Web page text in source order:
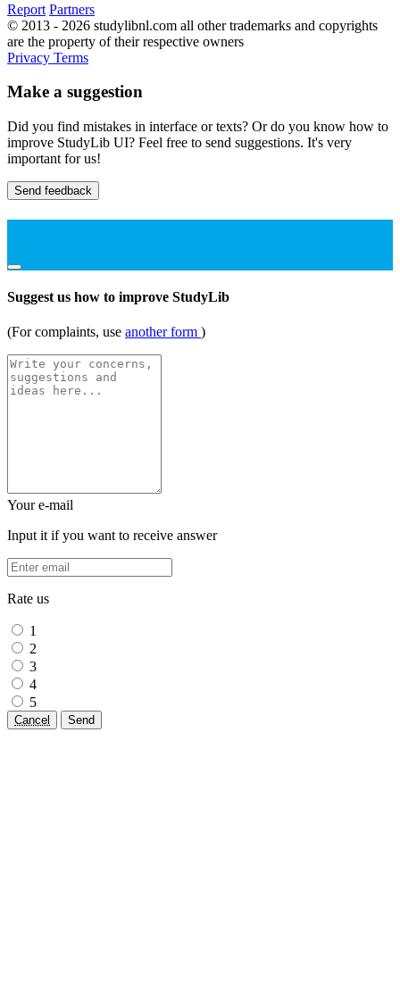
Report Partners
© 2013 - 2026 studylibnl.com all other trademarks and copyrights
are the property of their respective owners
Privacy Terms
Make a suggestion
Did you find mistakes in interface or texts? Or do you know how to
improve StudyLib UI? Feel free to send suggestions. It's very
important for us!
Send feedback
Suggest us how to improve StudyLib
(For complaints, use another form )
Your e-mail
Input it if you want to receive answer
Rate us
1
2
3
4
5
Cancel Send